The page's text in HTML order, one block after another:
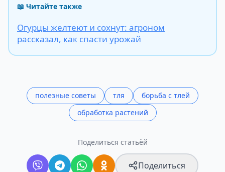
📖 Читайте также
Огурцы желтеют и сохнут: агроном
рассказал, как спасти урожай
полезные советы тля
борьба с тлей
обработка растений
Поделиться статьёй
Поделиться